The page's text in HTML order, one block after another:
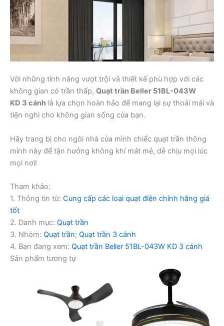
Với những tính năng vượt trội và thiết kế phù hợp với các
không gian có trần thấp, Quạt trần Beller 51BL-043W
KD 3 cánh là lựa chọn hoàn hảo để mang lại sự thoải mái và
tiện nghi cho không gian sống của bạn.
Hãy trang bị cho ngôi nhà của mình chiếc quạt trần thông
minh này để tận hưởng không khí mát mẻ, dễ chịu mọi lúc
mọi nơi!
Tham khảo:
1. Thông tin từ: Cung cấp các loại quạt điện chính hãng giá
tốt
2. Danh mục: Quạt trần
3. Nhóm: Quạt trần; Quạt trần 3 cánh
4. Bạn đang xem: Quạt trần Beller 51BL-043W KD 3 cánh
Sản phẩm tương tự